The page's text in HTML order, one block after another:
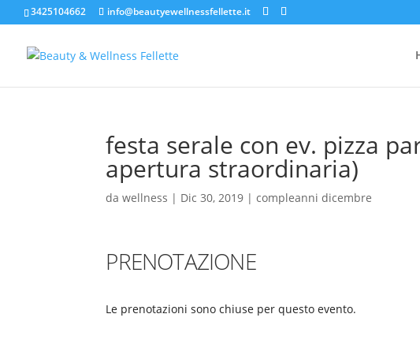
3425104662 info@beautyewellnessfellette.it
festa serale con ev. pizza
apertura straordinaria)
dawellness | Dic 30, 2019 |compleanni dicembre
PRENOTAZIONE
Le prenotazioni sono chiuse per questo evento.